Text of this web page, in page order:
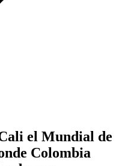
el Mundial de
Colombia